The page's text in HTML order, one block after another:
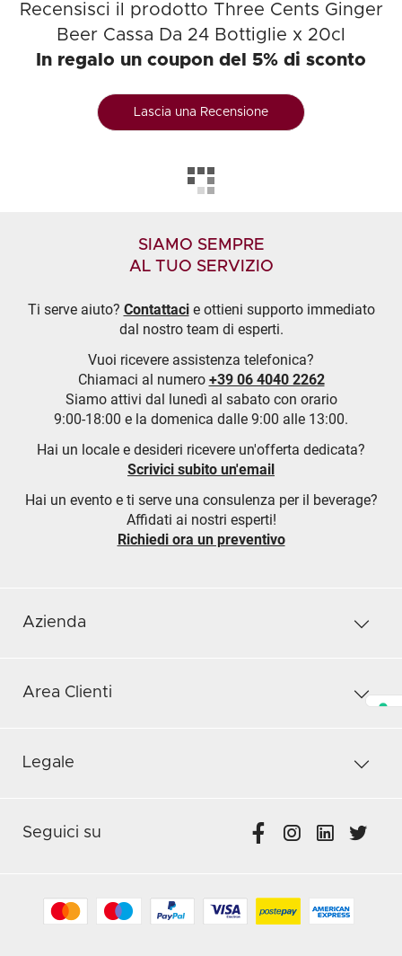
Recensisci il prodotto Three Cents Ginger
Beer Cassa Da 24 Bottiglie x 20cl
In regalo un coupon del 5% di sconto
Lascia una Recensione
SIAMO SEMPRE
AL TUO SERVIZIO
Ti serve aiuto? Contattacie ottieni supporto immediato
dal nostro team di esperti.
Vuoi ricevere assistenza telefonica?
Chiamaci al numero +39 06 4040 2262
Siamo attivi dal lunedì al sabato con orario
9:00-18:00 e la domenica dalle 9:00 alle 13:00.
Hai un locale e desideri ricevere un'offerta dedicata?
Scrivici subito un'email
Hai un evento e ti serve una consulenza per il beverage?
Affidati ai nostri esperti!
Richiedi ora un preventivo
Azienda
Area Clienti
Legale
Seguici su